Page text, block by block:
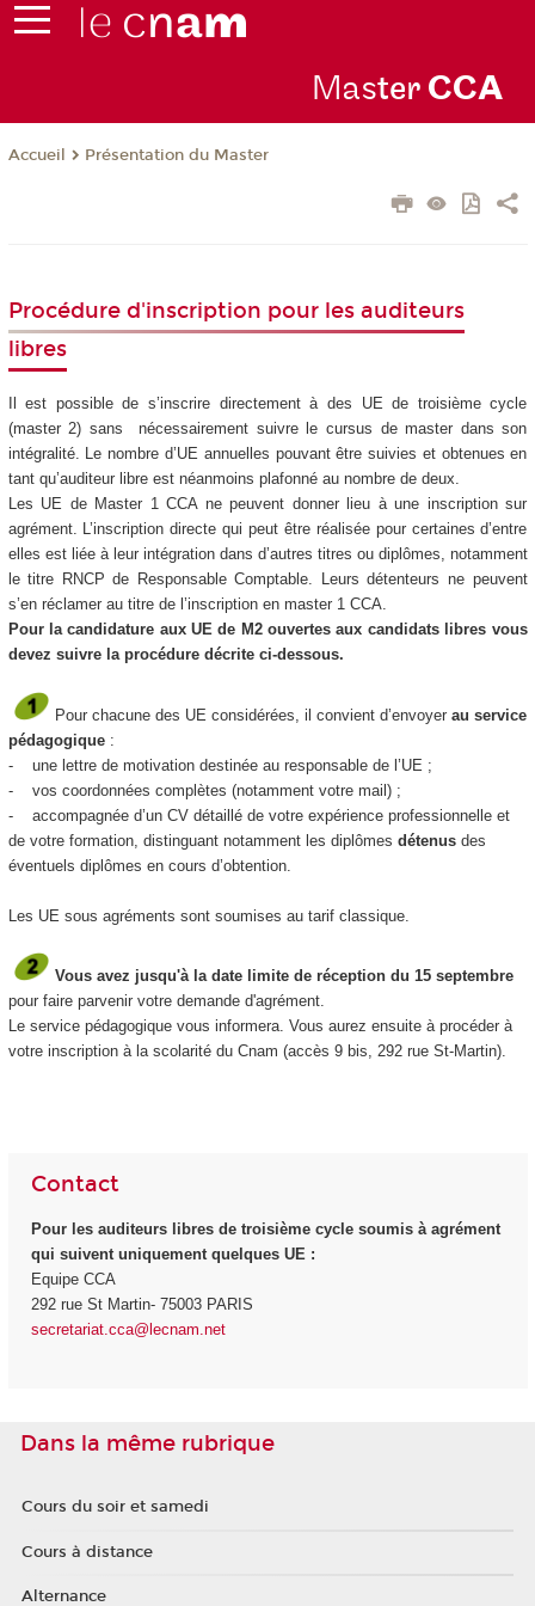
Master CCA
Accueil Présentation du Master
Procédure d'inscription pour les auditeurs
libres
Il est possible de s’inscrire directement à des UE de troisième cycle
(master 2) sans nécessairement suivre le cursus de master dans son
intégralité. Le nombre d’UE annuelles pouvant être suivies et obtenues en
tant qu’auditeur libre est néanmoins plafonné au nombre de deux.
Les UE de Master 1 CCA ne peuvent donner lieu à une inscription sur
agrément. L’inscription directe qui peut être réalisée pour certaines d’entre
elles est liée à leur intégration dans d’autres titres ou diplômes, notamment
le titre RNCP de Responsable Comptable. Leurs détenteurs ne peuvent
s’en réclamer au titre de l’inscription en master 1 CCA.
Pour la candidature aux UE de M2 ouvertes aux candidats libres vous
devez suivre la procédure décrite ci-dessous.
Pour chacune des UE considérées, il convient d’envoyer au service
pédagogique:
- une lettre de motivation destinée au responsable de l’UE ;
- vos coordonnées complètes (notamment votre mail) ;
- accompagnée d’un CV détaillé de votre expérience professionnelle et
de votre formation, distinguant notamment les diplômes détenus des
éventuels diplômes en cours d’obtention.
Les UE sous agréments sont soumises au tarif classique.
Vous avez jusqu'à la date limite de réception du 15 septembre
pour faire parvenir votre demande d'agrément.
Le service pédagogique vous informera. Vous aurez ensuite à procéder à
votre inscription à la scolarité du Cnam (accès 9 bis, 292 rue St-Martin).
Contact
Pour les auditeurs libres de troisième cycle soumis à agrément
qui suivent uniquement quelques UE :
Equipe CCA
292 rue St Martin- 75003 PARIS
secretariat.cca@lecnam.net
Dans la même rubrique
Cours du soir et samedi
Cours à distance
Alternance